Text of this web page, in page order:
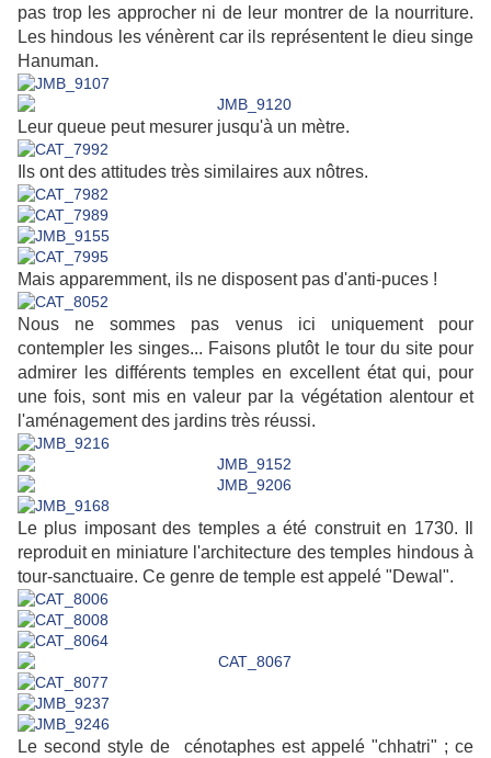
pas trop les approcher ni de leur montrer de la nourriture.
Les hindous les vénèrent car ils représentent le dieu singe
Hanuman.
Leur queue peut mesurer jusqu'à un mètre.
Ils ont des attitudes très similaires aux nôtres.
Mais apparemment, ils ne disposent pas d'anti-puces !
Nous ne sommes pas venusici uniquement pour
contempler les singes... Faisons plutôt le tour du site pour
admirer les différents temples en excellent état qui, pour
une fois, sont mis en valeur par la végétation alentour et
l'aménagement des jardins très réussi.
Le plus imposant des temples a été construit en 1730. Il
reproduit en miniature l'architecture des temples hindous à
tour-sanctuaire. Ce genre de temple est appelé "Dewal ".
Le second style de cénotaphes est appelé "chhatri" ; ce